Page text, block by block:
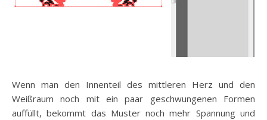
Wenn man den Innenteil des mittleren Herz und den
Weißraum noch mit ein paar geschwungenen Formen
auffüllt, bekommt das Muster noch mehr Spannung und